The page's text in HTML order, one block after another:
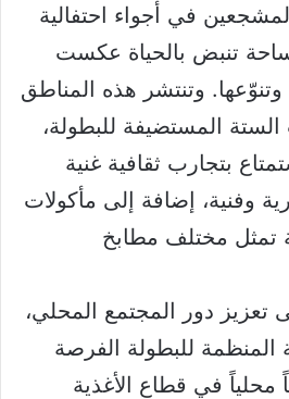
في أجواء احتفالية
تنبض بالحياة عكست
وتنوّعها. وتنتشر هذه المناطق
المستضيفة للبطولة،
بتجارب ثقافية غنية
وفنية، إضافة إلى مأكولات
تمثل مختلف مطابخ
دور المجتمع المحلي،
المنظمة للبطولة الفرصة
مشروعاً محلياً في قطاع الأغذية